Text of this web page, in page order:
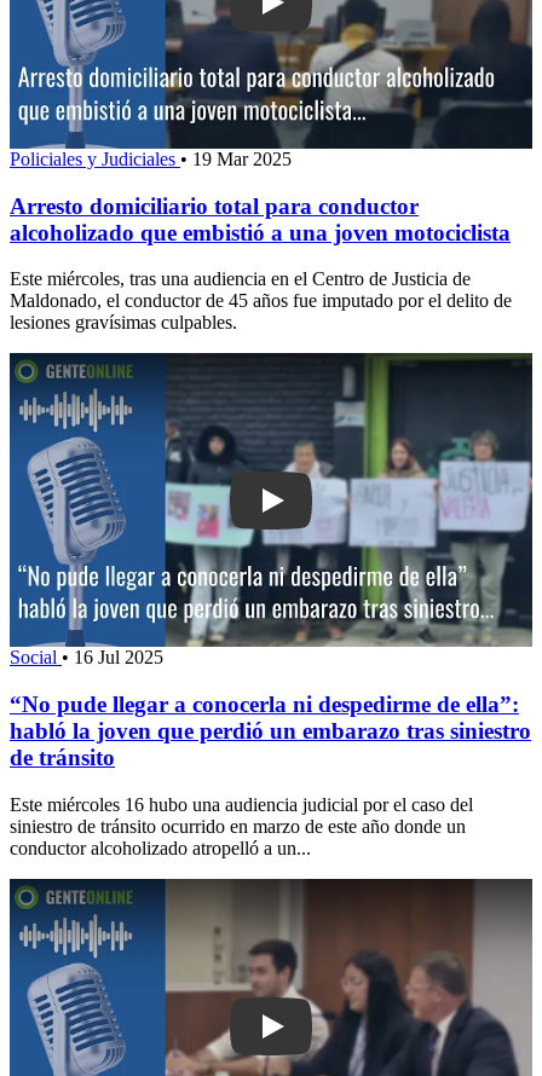
Play: Arresto domiciliario total para
Policiales y Judiciales • 19 Mar 2025
Arresto domiciliario total para conductor
alcoholizado que embistió a una joven motociclista
Este miércoles, tras una audiencia en el Centro de Justicia de
Maldonado, el conductor de 45 años fue imputado por el delito de
lesiones gravísimas culpables.
Play: “No pude llegar a conocerla ni
Social • 16 Jul 2025
“No pude llegar a conocerla ni despedirme de ella”:
habló la joven que perdió un embarazo tras siniestro
de tránsito
Este miércoles 16 hubo una audiencia judicial por el caso del
siniestro de tránsito ocurrido en marzo de este año donde un
conductor alcoholizado atropelló a un...
Play: “Nuestro defendido ha sido